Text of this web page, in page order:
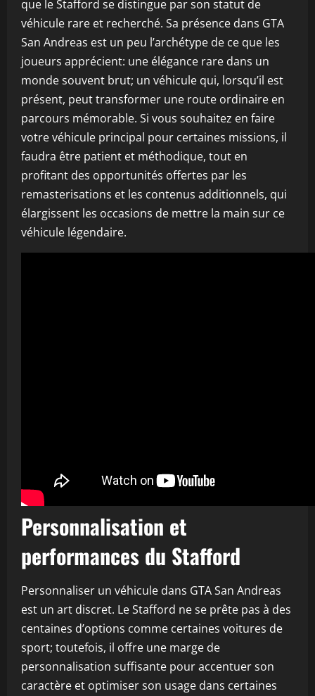
que le Stafford se distingue par son statut de
véhicule rare et recherché. Sa présence dans GTA
San Andreas est un peu l’archétype de ce que les
joueurs apprécient: une élégance rare dans un
monde souvent brut; un véhicule qui, lorsqu’il est
présent, peut transformer une route ordinaire en
parcours mémorable. Si vous souhaitez en faire
votre véhicule principal pour certaines missions, il
faudra être patient et méthodique, tout en
profitant des opportunités offertes par les
remasterisations et les contenus additionnels, qui
élargissent les occasions de mettre la main sur ce
véhicule légendaire.
Personnalisation et
performances du Stafford
Personnaliser un véhicule dans GTA San Andreas
est un art discret. Le Stafford ne se prête pas à des
centaines d’options comme certaines voitures de
sport; toutefois, il offre une marge de
personnalisation suffisante pour accentuer son
caractère et optimiser son usage dans certaines